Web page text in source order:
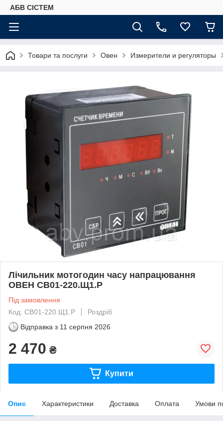
АБВ СІСТЕМ
Товари та послуги Овен Измерители и регуляторы
Лічильник мотогодин часу напрацювання
ОВЕН СВ01-220.Щ1.Р
Під замовлення
Код: СВ01-220.Щ1.Р
Роздріб
Відправка з 11 серпня 2026
2 470 ₴
Купити
Опис Характеристики Доставка Оплата Умови